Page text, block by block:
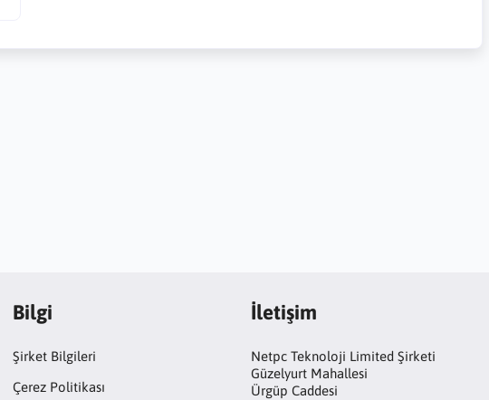
Bilgi
Şirket Bilgileri
Çerez Politikası
İletişim
Netpc Teknoloji Limited Şirketi
Güzelyurt Mahallesi
Ürgüp Caddesi